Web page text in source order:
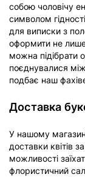
собою чоловічу
символом
для виписки з
оформити не лише
можна підібрати
поєднувалися
подбає наш
Доставка
У нашому
доставки квітів
можливості
флористичний